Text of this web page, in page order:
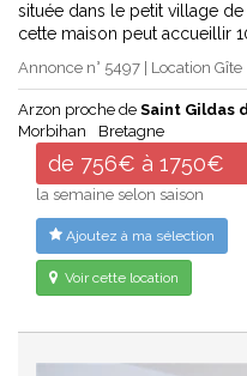
située dans le petit village
cette maison peut accueillir
Annonce n° 5497 | Location Gîte
Arzon proche de Saint Gildas
Morbihan
Bretagne
de 756€ à 1750€
la semaine selon saison
Ajoutez à ma sélection
Voir cette location